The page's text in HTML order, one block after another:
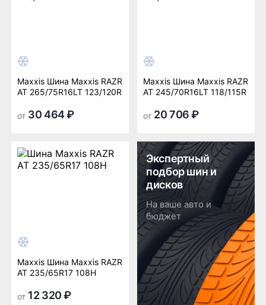
Maxxis Шина Maxxis RAZR
AT 265/75R16LT 123/120R
от 30 464 ₽
Maxxis Шина Maxxis RAZR
AT 245/70R16LT 118/115R
от 20 706 ₽
Maxxis Шина Maxxis RAZR
AT 235/65R17 108H
от 12 320 ₽
Экспертный
подбор шин и
дисков
На ваше авто и
бюджет